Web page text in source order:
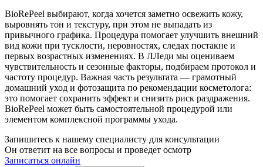
BioRePeel выбирают, когда хочется заметно освежить кожу,
выровнять тон и текстуру, при этом не выпадать из
привычного графика. Процедура помогает улучшить внешний
вид кожи при тусклости, неровностях, следах постакне и
первых возрастных изменениях. В ЛЛеди мы оцениваем
чувствительность и сезонные факторы, подбираем протокол и
частоту процедур. Важная часть результата — грамотный
домашний уход и фотозащита по рекомендации косметолога:
это помогает сохранить эффект и снизить риск раздражения.
BioRePeel может быть самостоятельной процедурой или
элементом комплексной программы ухода.
Запишитесь к нашему специалисту для консультации
Он ответит на все вопросы и проведет осмотр
Записаться онлайн